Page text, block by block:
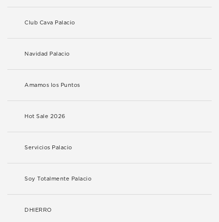
Club Cava Palacio
Navidad Palacio
Amamos los Puntos
Hot Sale 2026
Servicios Palacio
Soy Totalmente Palacio
DHIERRO